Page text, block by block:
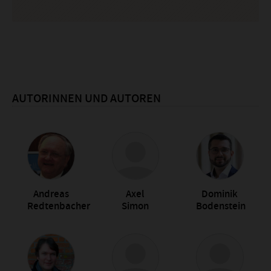
AUTORINNEN UND AUTOREN
Andreas
Redtenbacher
Axel
Simon
Dominik
Bodenstein